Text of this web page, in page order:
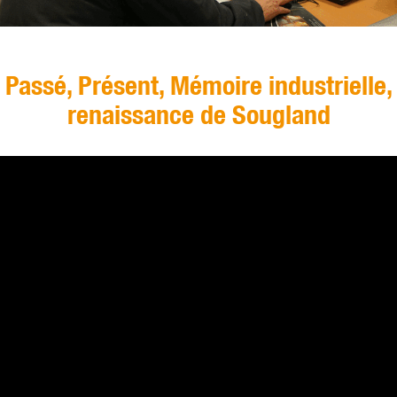
Passé, Présent, Mémoire industrielle,
renaissance de Sougland